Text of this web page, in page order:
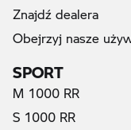
Znajdź dealera
Obejrzyj nasze
SPORT
M 1000 RR
S 1000 RR